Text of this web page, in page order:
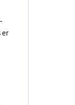
er